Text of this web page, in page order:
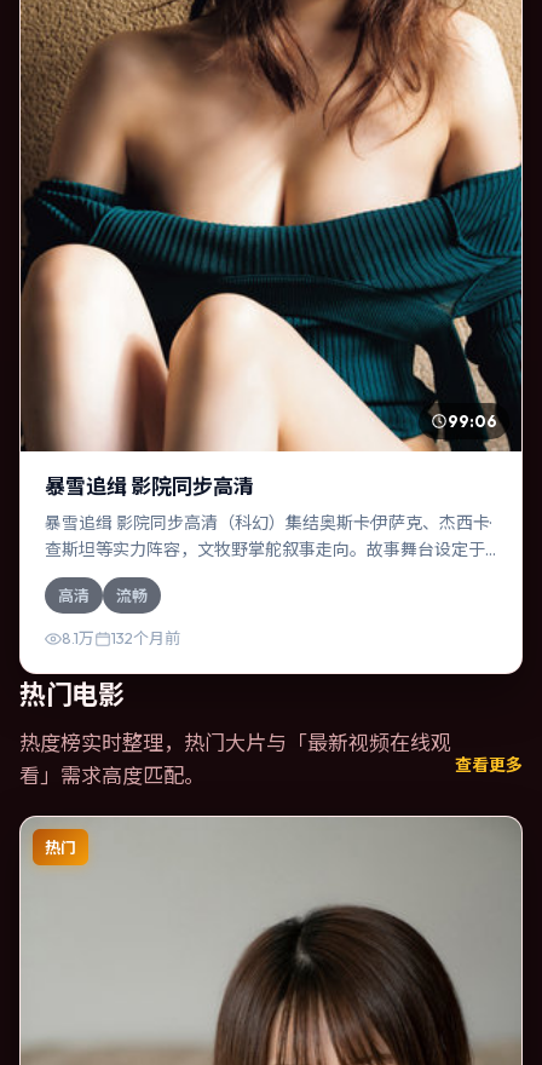
99:06
暴雪追缉 影院同步高清
暴雪追缉 影院同步高清（科幻）集结奥斯卡·伊萨克、杰西卡·
查斯坦等实力阵容，文牧野掌舵叙事走向。故事舞台设定于
中国香港，围绕一次意外选择展开连锁反应；配乐与色彩高
度服务于主题，结尾留白耐人寻味。
高清 流畅
8.1万 132个月前
热门电影
热度榜实时整理，热门大片与「最新视频在线观
看 」需求高度匹配。 查看更多
热门